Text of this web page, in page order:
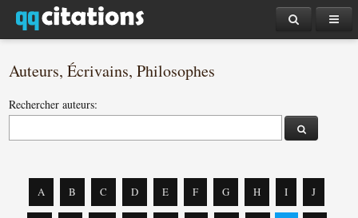
Auteurs, Écrivains, Philosophes
Rechercher auteurs:
A B C D E F G H I J